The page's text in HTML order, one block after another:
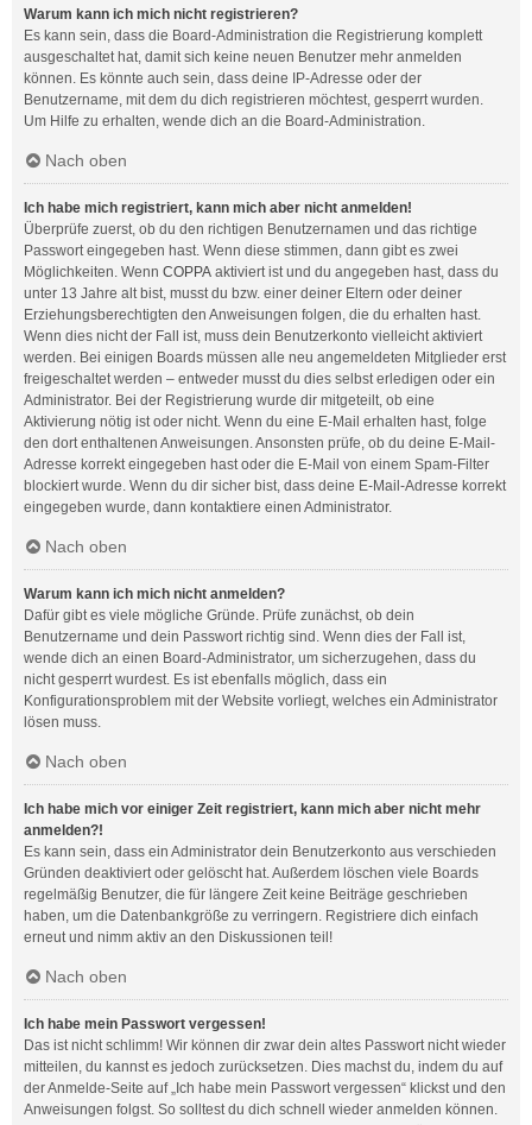
Warum kann ich mich nicht registrieren?
Es kann sein, dass die Board-Administration die Registrierung komplett
ausgeschaltet hat, damit sich keine neuen Benutzer mehr anmelden
können. Es könnte auch sein, dass deine IP-Adresse oder der
Benutzername, mit dem du dich registrieren möchtest, gesperrt wurden.
Um Hilfe zu erhalten, wende dich an die Board-Administration.
Nach oben
Ich habe mich registriert, kann mich aber nicht anmelden!
Überprüfe zuerst, ob du den richtigen Benutzernamen und das richtige
Passwort eingegeben hast. Wenn diese stimmen, dann gibt es zwei
Möglichkeiten. Wenn COPPA aktiviert ist und du angegeben hast, dass du
unter 13 Jahre alt bist, musst du bzw. einer deiner Eltern oder deiner
Erziehungsberechtigten den Anweisungen folgen, die du erhalten hast.
Wenn dies nicht der Fall ist, muss dein Benutzerkonto vielleicht aktiviert
werden. Bei einigen Boards müssen alle neu angemeldeten Mitglieder erst
freigeschaltet werden – entweder musst du dies selbst erledigen oder ein
Administrator. Bei der Registrierung wurde dir mitgeteilt, ob eine
Aktivierung nötig ist oder nicht. Wenn du eine E-Mail erhalten hast, folge
den dort enthaltenen Anweisungen. Ansonsten prüfe, ob du deine E-Mail-
Adresse korrekt eingegeben hast oder die E-Mail von einem Spam-Filter
blockiert wurde. Wenn du dir sicher bist, dass deine E-Mail-Adresse korrekt
eingegeben wurde, dann kontaktiere einen Administrator.
Nach oben
Warum kann ich mich nicht anmelden?
Dafür gibt es viele mögliche Gründe. Prüfe zunächst, ob dein
Benutzername und dein Passwort richtig sind. Wenn dies der Fall ist,
wende dich an einen Board-Administrator, um sicherzugehen, dass du
nicht gesperrt wurdest. Es ist ebenfalls möglich, dass ein
Konfigurationsproblem mit der Website vorliegt, welches ein Administrator
lösen muss.
Nach oben
Ich habe mich vor einiger Zeit registriert, kann mich aber nicht mehr
anmelden?!
Es kann sein, dass ein Administrator dein Benutzerkonto aus verschieden
Gründen deaktiviert oder gelöscht hat. Außerdem löschen viele Boards
regelmäßig Benutzer, die für längere Zeit keine Beiträge geschrieben
haben, um die Datenbankgröße zu verringern. Registriere dich einfach
erneut und nimm aktiv an den Diskussionen teil!
Nach oben
Ich habe mein Passwort vergessen!
Das ist nicht schlimm! Wir können dir zwar dein altes Passwort nicht wieder
mitteilen, du kannst es jedoch zurücksetzen. Dies machst du, indem du auf
der Anmelde-Seite auf „Ich habe mein Passwort vergessen“ klickst und den
Anweisungen folgst. So solltest du dich schnell wieder anmelden können.